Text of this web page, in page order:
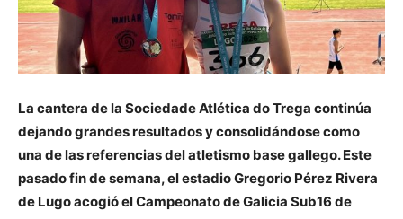
La cantera de la Sociedade Atlética do Trega continúa
dejando grandes resultados y consolidándose como
una de las referencias del atletismo base gallego. Este
pasado fin de semana, el estadio Gregorio Pérez Rivera
de Lugoacogió el Campeonato de Galicia Sub16 de